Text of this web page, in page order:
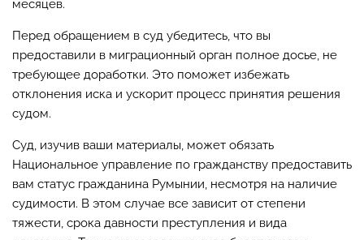
месяцев.
Перед обращением в суд убедитесь, что вы
предоставили в миграционный орган полное досье, не
требующее доработки. Это поможет избежать
отклонения иска и ускорит процесс принятия решения
судом.
Суд, изучив ваши материалы, может обязать
Национальное управление по гражданству предоставить
вам статус гражданина Румынии, несмотря на наличие
судимости. В этом случае все зависит от степени
тяжести, срока давности преступления и вида